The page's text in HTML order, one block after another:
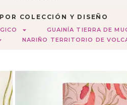
COLECCIÓN Y DISEÑO
GUAINÍA TIERRA DE
NARIÑO TERRITORIO DE